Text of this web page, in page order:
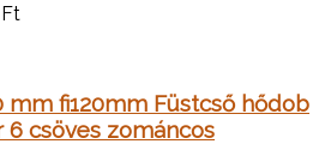
Ft
mm fi120mm Füstcső hődob
csöves zománcos